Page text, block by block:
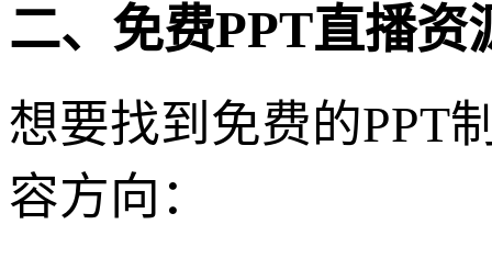
二、免费PPT直播资
想要找到免费的PPT
容方向：